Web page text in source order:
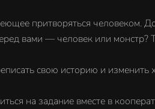
притворяться человеком.
вами — человек или монстр?
свою историю и изменить
на задание вместе в